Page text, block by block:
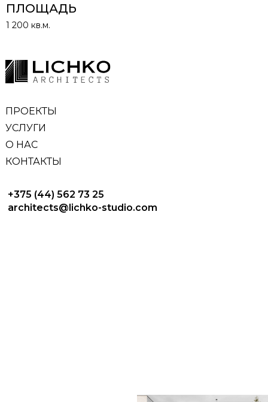
ПЛОЩАДЬ
1 200 кв.м.
ПРОЕКТЫ
+375 (44) 562 73 25
architects@lichko-studio.com
УСЛУГИ
О НАС
КОНТАКТЫ